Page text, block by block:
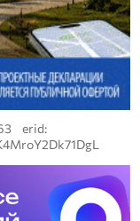
erid: